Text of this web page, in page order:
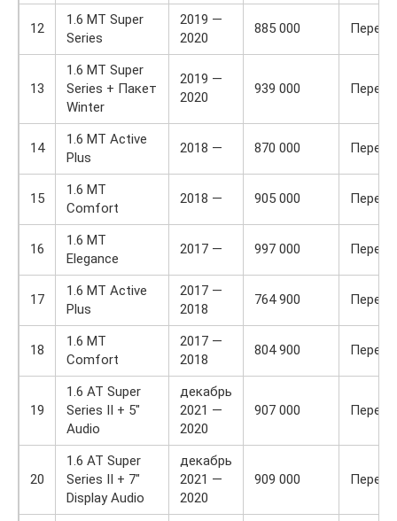
12
1.6 MT Super
Series
2019 —
2020
885 000
13
1.6 MT Super
Series + Пакет
Winter
2019 —
2020
939 000
14
1.6 MT Active
Plus
2018 — 870 000
15
1.6 MT
Comfort
2018 — 905 000
16
1.6 MT
Elegance
2017 — 997 000
17
1.6 MT Active
Plus
2017 —
2018
764 900
18
1.6 MT
Comfort
2017 —
2018
804 900
19
1.6 AT Super
Series II + 5″
Audio
декабрь
2021 —
2020
907 000
20
1.6 AT Super
Series II + 7″
Display Audio
декабрь
2021 —
2020
909 000